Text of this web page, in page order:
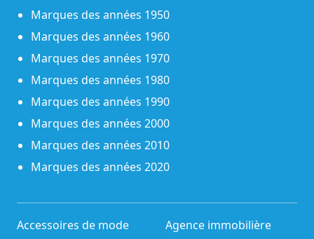
Marques des années 1950
Marques des années 1960
Marques des années 1970
Marques des années 1980
Marques des années 1990
Marques des années 2000
Marques des années 2010
Marques des années 2020
Accessoires de mode
Agence immobilière